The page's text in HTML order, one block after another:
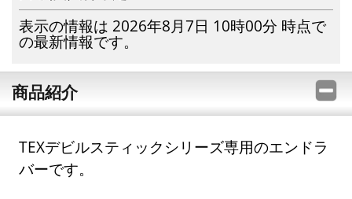
表示の情報は 2026年8月7日 10時00分 時点で
の最新情報です。
商品紹介
TEXデビルスティックシリーズ専用のエンドラ
バーです。